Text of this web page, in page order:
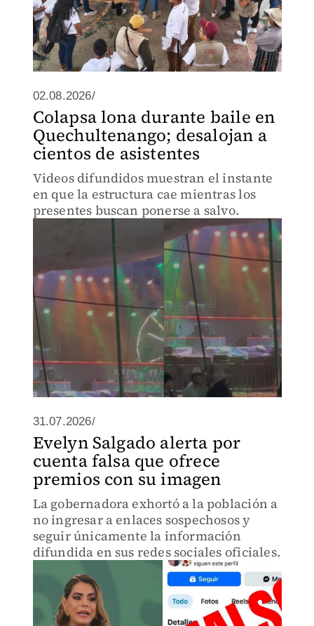
02.08.2026/
Colapsa lona durante baile en
Quechultenango; desalojan a
cientos de asistentes
Videos difundidos muestran el instante
en que la estructura cae mientras los
presentes buscan ponerse a salvo.
31.07.2026/
Evelyn Salgado alerta por
cuenta falsa que ofrece
premios con su imagen
La gobernadora exhortó a la población a
no ingresar a enlaces sospechosos y
seguir únicamente la información
difundida en sus redes sociales oficiales.